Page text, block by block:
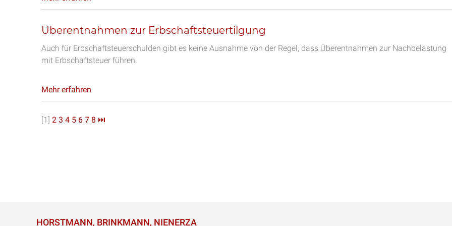
Überentnahmen zur Erbschaftsteuertilgung
Auch für Erbschaftsteuerschulden gibt es keine Ausnahme von der Regel, dass Überentnahmen zur Nachbelastung
mit Erbschaftsteuer führen.
Mehr erfahren
[1] 2 3 4 5 6 7 8 ⏭
HORSTMANN, BRINKMANN, NIENERZA